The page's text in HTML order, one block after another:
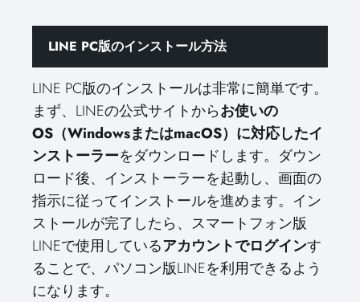
LINE PC版のインストール方法
LINE PC版のインストールは非常に簡単です。
まず、LINEの公式サイトからお使いの
OS（WindowsまたはmacOS）に対応したイ
ンストーラーをダウンロードします。ダウン
ロード後、インストーラーを起動し、画面の
指示に従ってインストールを進めます。イン
ストールが完了したら、スマートフォン版
LINEで使用しているアカウントでログインす
ることで、パソコン版LINEを利用できるよう
になります。